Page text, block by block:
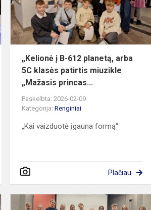
„Kelionė į B-612 planetą, arba
5C klasės patirtis miuzikle
„Mažasis princas...
Paskelbta: 2026-02-09
Kategorija:Renginiai
„Kai vaizduotė įgauna formą“
Plačiau
,,Legenda